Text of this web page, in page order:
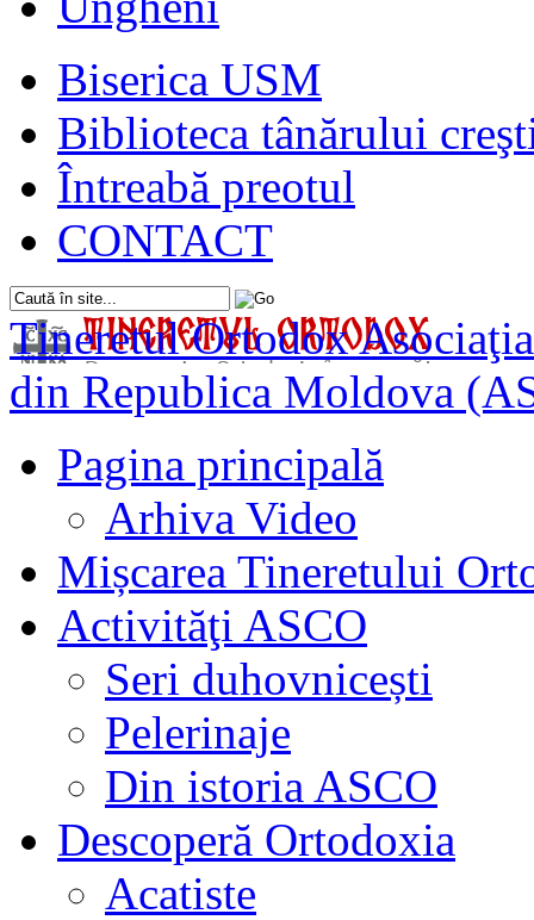
Biserica USM
Biblioteca tânărului
Întreabă preotul
CONTACT
Tineretul Ortodox
din Republica Moldova
Pagina principală
Arhiva Video
Mișcarea Tineretului
Activităţi ASCO
Seri duhovnicești
Pelerinaje
Din istoria ASCO
Descoperă Ortodoxia
Acatiste